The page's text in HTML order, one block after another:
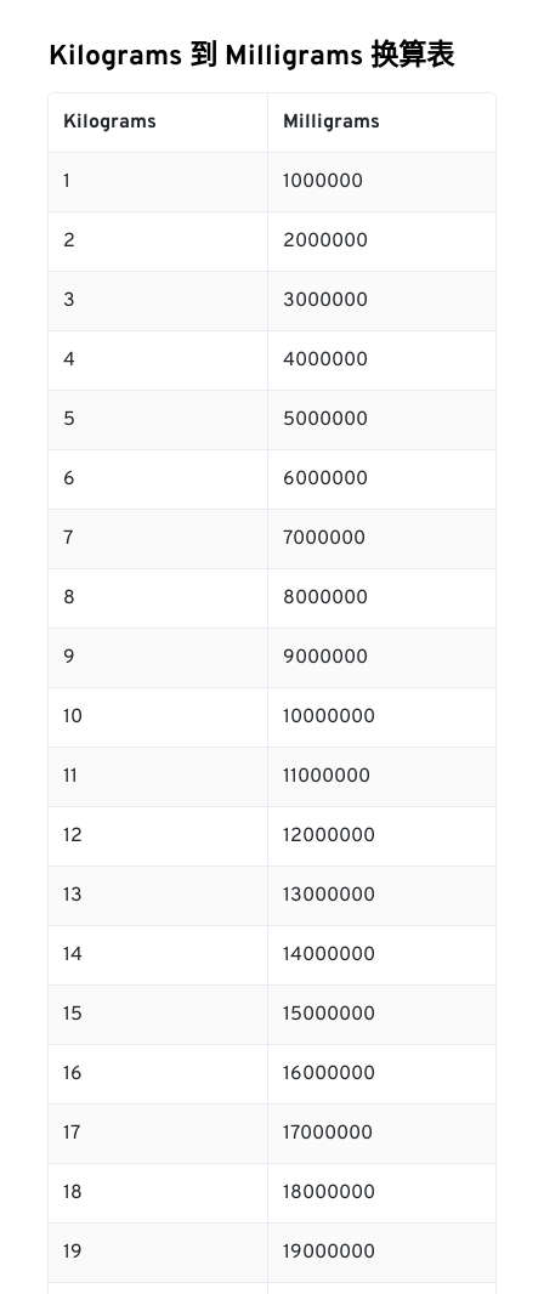
Kilograms 到 Milligrams 换算表
Kilograms Milligrams
1 1000000
2 2000000
3 3000000
4 4000000
5 5000000
6 6000000
7 7000000
8 8000000
9 9000000
10 10000000
11 11000000
12 12000000
13 13000000
14 14000000
15 15000000
16 16000000
17 17000000
18 18000000
19 19000000